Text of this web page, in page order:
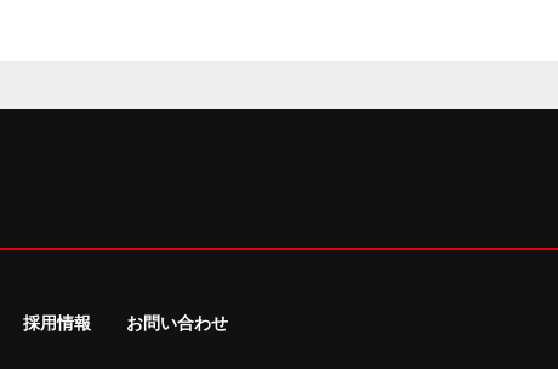
採用情報 お問い合わせ